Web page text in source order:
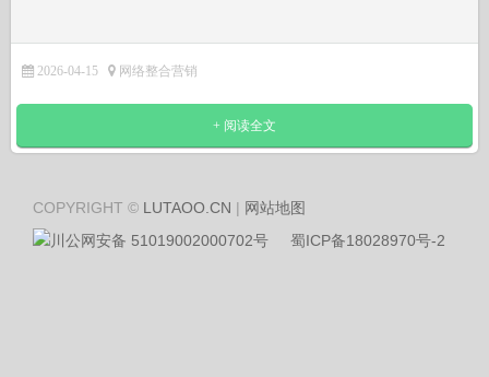
2026-04-15 网络整合营销
+ 阅读全文
COPYRIGHT © LUTAOO.CN | 网站地图
川公网安备 51019002000702号
蜀ICP备18028970号-2